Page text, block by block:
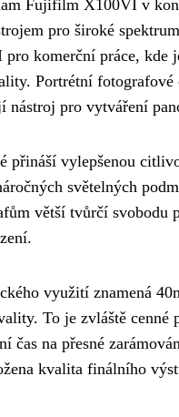
Fujifilm X100VI v
pro široké
komerční práce, kde
Portrétní
nástroj pro vytváření
přináší vylepšenou
světelných
větší tvůrčí svobodu
využití znamená
To je zvláště
čas na přesné
kvalita finálního